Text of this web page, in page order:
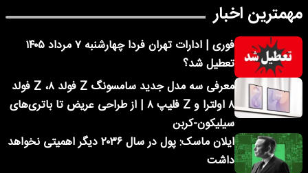
مهمترین اخبار
فوری | ادارات تهران فردا چهارشنبه ۷ مرداد ۱۴۰۵
تعطیل شد؟
معرفی سه مدل جدید سامسونگ Z فولد ۸، Z فولد
۸ اولترا و Z فلیپ ۸ | از طراحی عریض تا باتری‌های
سیلیکون-کربن
ایلان ماسک: پول در سال ۲۰۳۶ دیگر اهمیتی نخواهد
داشت